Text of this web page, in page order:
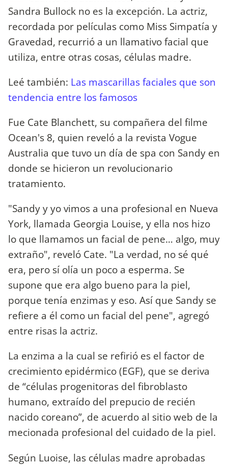
Sandra Bullock no es la excepción. La actriz,
recordada por películas como Miss Simpatía y
Gravedad, recurrió a un llamativo facial que
utiliza, entre otras cosas, células madre.
Leé también: Las mascarillas faciales que son
tendencia entre los famosos
Fue Cate Blanchett, su compañera del filme
Ocean's 8, quien reveló a la revista Vogue
Australia que tuvo un día de spa con Sandy en
donde se hicieron un revolucionario
tratamiento.
"Sandy y yo vimos a una profesional en Nueva
York, llamada Georgia Louise, y ella nos hizo
lo que llamamos un facial de pene… algo, muy
extraño", reveló Cate. "La verdad, no sé qué
era, pero sí olía un poco a esperma. Se
supone que era algo bueno para la piel,
porque tenía enzimas y eso. Así que Sandy se
refiere a él como un facial del pene", agregó
entre risas la actriz.
La enzima a la cual se refirió es el factor de
crecimiento epidérmico (EGF), que se deriva
de “células progenitoras del fibroblasto
humano, extraído del prepucio de recién
nacido coreano”, de acuerdo al sitio web de la
mecionada profesional del cuidado de la piel.
Según Luoise, las células madre aprobadas